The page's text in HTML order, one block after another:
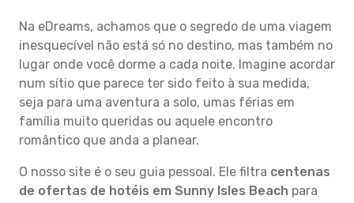
Na eDreams, achamos que o segredo de uma viagem
inesquecível não está só no destino, mas também no
lugar onde você dorme a cada noite. Imagine acordar
num sítio que parece ter sido feito à sua medida,
seja para uma aventura a solo, umas férias em
família muito queridas ou aquele encontro
romântico que anda a planear.
O nosso site é o seu guia pessoal. Ele filtra centenas
de ofertas de hotéis em Sunny Isles Beach para